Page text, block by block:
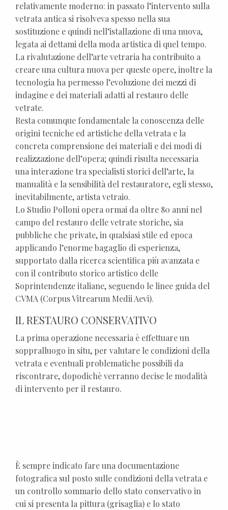
relativamente moderno: in passato l’intervento sulla
vetrata antica si risolveva spesso nella sua
sostituzione e quindi nell’istallazione di una nuova,
legata ai dettami della moda artistica di quel tempo.
La rivalutazione dell’arte vetraria ha contribuito a
creare una cultura nuova per queste opere, inoltre la
tecnologia ha permesso l’evoluzione dei mezzi di
indagine e dei materiali adatti al restauro delle
vetrate.
Resta comunque fondamentale la conoscenza delle
origini tecniche ed artistiche della vetrata e la
concreta comprensione dei materiali e dei modi di
realizzazione dell’opera; quindi risulta necessaria
una interazione tra specialisti storici dell’arte, la
manualità e la sensibilità del restauratore, egli stesso,
inevitabilmente, artista vetraio.
Lo Studio Polloni opera ormai da oltre 80 anni nel
campo del restauro delle vetrate storiche, sia
pubbliche che private, in qualsiasi stile ed epoca
applicando l’enorme bagaglio di esperienza,
supportato dalla ricerca scientifica più avanzata e
con il contributo storico artistico delle
Soprintendenze italiane, seguendo le linee guida del
CVMA (Corpus Vitrearum Medii Aevi).
IL RESTAURO CONSERVATIVO
La prima operazione necessaria è effettuare un
soppralluogo in situ, per valutare le condizioni della
vetrata e eventuali problematiche possibili da
riscontrare, dopodichè verranno decise le modalità
di intervento per il restauro.
È sempre indicato fare una documentazione
fotografica sul posto sulle condizioni della vetrata e
un controllo sommario dello stato conservativo in
cui si presenta la pittura (grisaglia) e lo stato